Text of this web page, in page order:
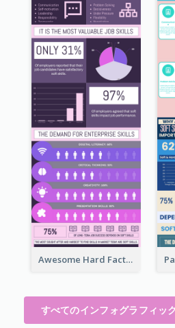
Awesome Hard Facts About Software Skills Infographic Design
すべてのインフォグラフィッ